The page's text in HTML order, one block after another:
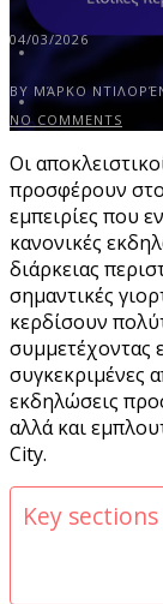
04/03/2026
BY ΜΆΡΚΟ
NO COMMENTS
Οι
προσφέρουν
εμπειρίες που
κανονικές
διάρκειας
σημαντικές
κερδίσουν
συμμετέχοντας
συγκεκριμένες
εκδηλώσεις
αλλά και
City.
Key